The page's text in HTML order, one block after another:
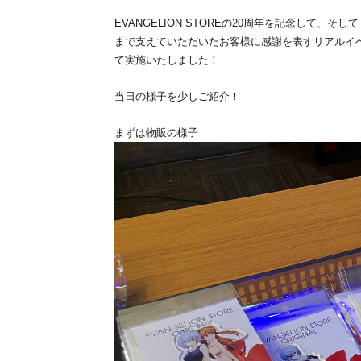
EVANGELION STOREの20周年を記念して、そし
まで支えていただいたお客様に感謝を表すリアル
て実施いたしました！
当日の様子を少しご紹介！
まずは物販の様子